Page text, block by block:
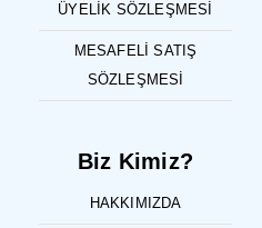
ÜYELIK SÖZLEŞMESI
MESAFELI SATIŞ
SÖZLEŞMESI
Biz Kimiz?
HAKKIMIZDA